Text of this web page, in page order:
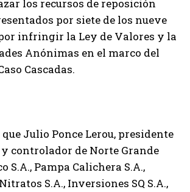
los recursos de reposición
por siete de los nueve
infringir la Ley de Valores y la
Anónimas en el marco del
Cascadas.
que Julio Ponce Lerou, presidente
controlador de Norte Grande
S.A., Pampa Calichera S.A.,
S.A., Inversiones SQ S.A.,